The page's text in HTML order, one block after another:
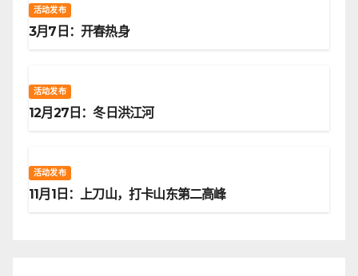
活动发布
3月7日：开春热身
活动发布
12月27日：冬日洪江河
活动发布
11月1日：上刀山，打卡山东第二高峰